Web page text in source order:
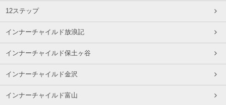
12ステップ
インナーチャイルド放浪記
インナーチャイルド保土ヶ谷
インナーチャイルド金沢
インナーチャイルド富山